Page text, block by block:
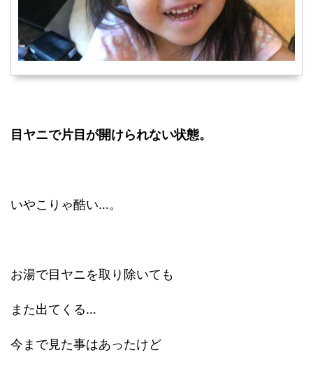
目ヤニで片目が開けられない状態。
いやこりゃ酷い…。
お湯で目ヤニを取り除いても
また出てくる…
今まで見た事はあったけど